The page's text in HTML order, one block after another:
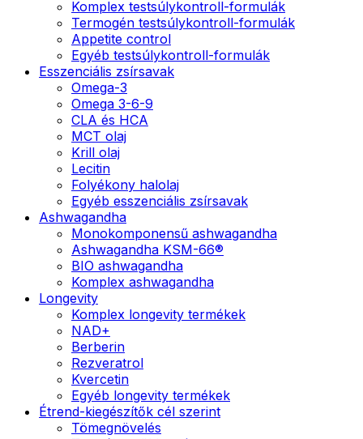
Komplex testsúlykontroll-formulák
Termogén testsúlykontroll-formulák
Appetite control
Egyéb testsúlykontroll-formulák
Esszenciális zsírsavak
Omega-3
Omega 3-6-9
CLA és HCA
MCT olaj
Krill olaj
Lecitin
Folyékony halolaj
Egyéb esszenciális zsírsavak
Ashwagandha
Monokomponensű ashwagandha
Ashwagandha KSM-66®
BIO ashwagandha
Komplex ashwagandha
Longevity
Komplex longevity termékek
NAD+
Berberin
Rezveratrol
Kvercetin
Egyéb longevity termékek
Étrend-kiegészítők cél szerint
Tömegnövelés